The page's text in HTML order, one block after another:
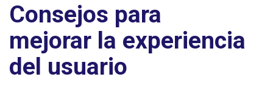
Consejos para
mejorar la experiencia
del usuario